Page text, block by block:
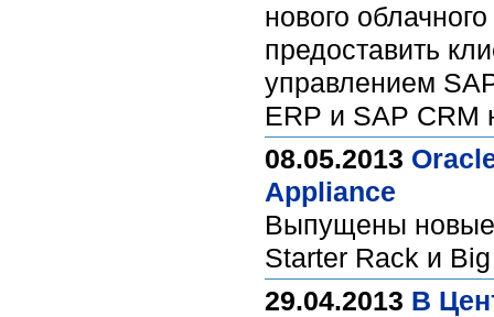
нового
предоставить
управлением
ERP и SAP
08.05.2013
Appliance
Выпущены новые
Starter Rack и
29.04.2013 В